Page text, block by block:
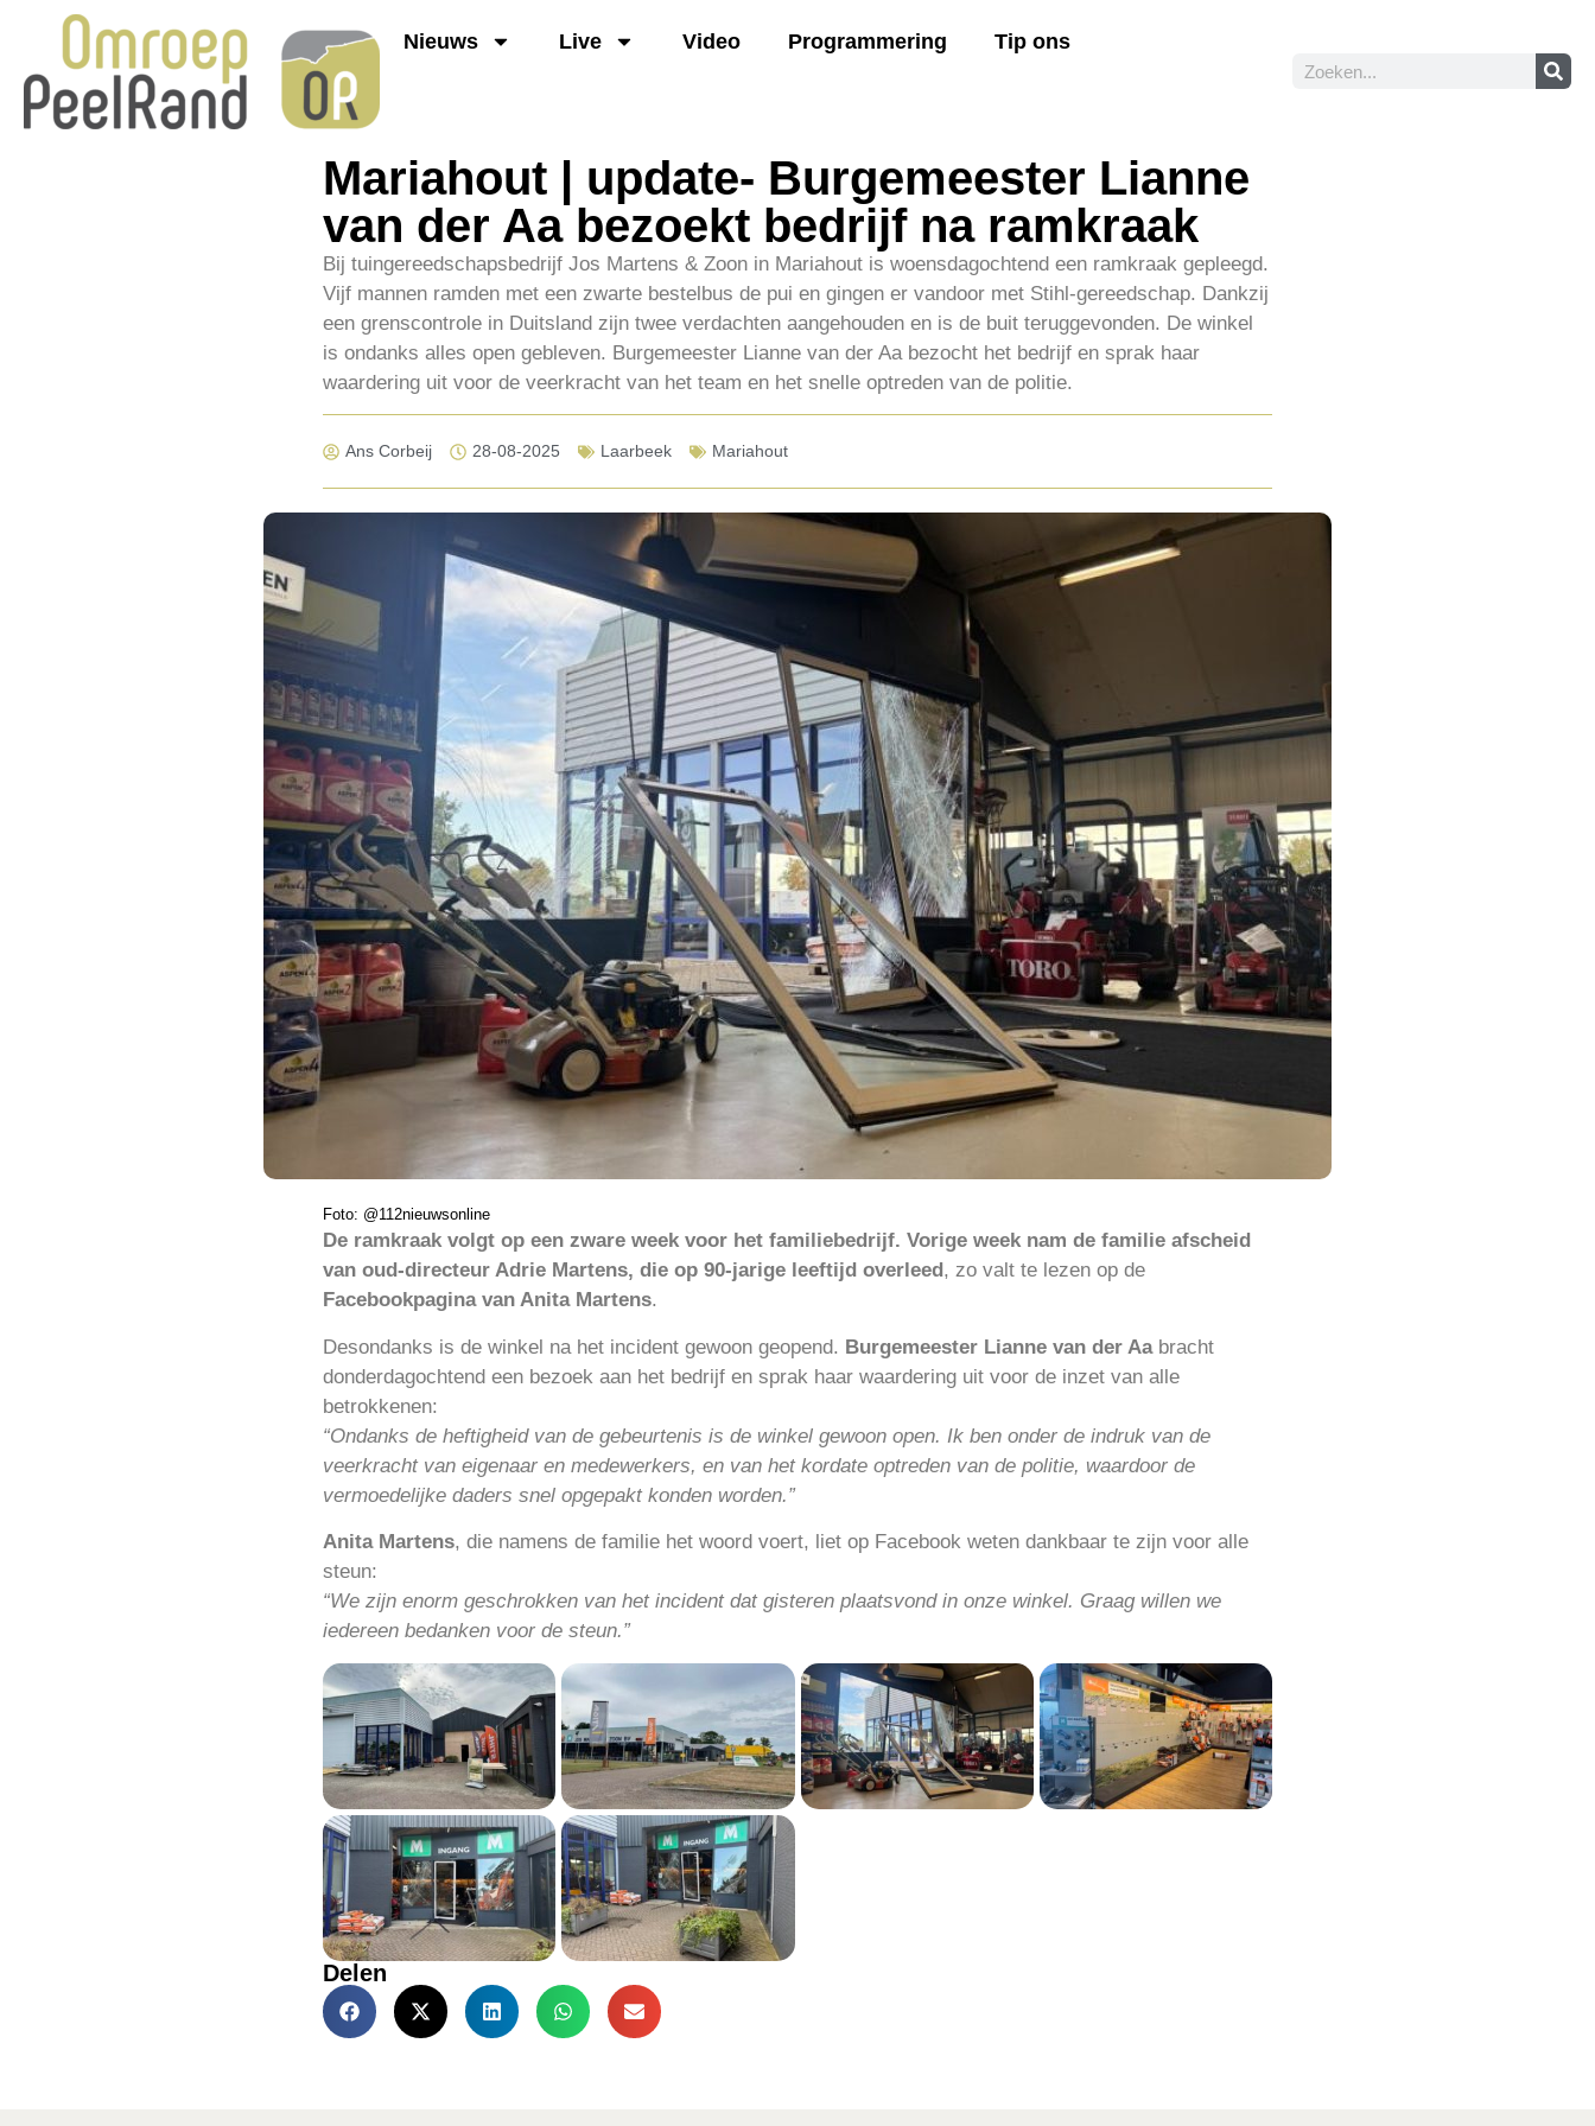
Nieuws Live Video Programmering Tip ons
Mariahout | update- Burgemeester Lianne
van der Aa bezoekt bedrijf na ramkraak
Bij tuingereedschapsbedrijf Jos Martens & Zoon in Mariahout is woensdagochtend een ramkraak gepleegd.
Vijf mannen ramden met een zwarte bestelbus de pui en gingen er vandoor met Stihl-gereedschap. Dankzij
een grenscontrole in Duitsland zijn twee verdachten aangehouden en is de buit teruggevonden. De winkel
is ondanks alles open gebleven. Burgemeester Lianne van der Aa bezocht het bedrijf en sprak haar
waardering uit voor de veerkracht van het team en het snelle optreden van de politie.
Ans Corbeij 28-08-2025 Laarbeek Mariahout
Foto: @112nieuwsonline
De ramkraak volgt op een zware week voor het familiebedrijf. Vorige week nam de familie afscheid
van oud-directeur Adrie Martens, die op 90-jarige leeftijd overleed , zo valt te lezen op de
Facebookpagina van Anita Martens.
Desondanks is de winkel na het incident gewoon geopend. Burgemeester Lianne van der Aabracht
donderdagochtend een bezoek aan het bedrijf en sprak haar waardering uit voor de inzet van alle
betrokkenen:
“Ondanks de heftigheid van de gebeurtenis is de winkel gewoon open. Ik ben onder de indruk van de
veerkracht van eigenaar en medewerkers, en van het kordate optreden van de politie, waardoor de
vermoedelijke daders snel opgepakt konden worden.”
Anita Martens, die namens de familie het woord voert, liet op Facebook weten dankbaar te zijn voor alle
steun:
“We zijn enorm geschrokken van het incident dat gisteren plaatsvond in onze winkel. Graag willen we
iedereen bedanken voor de steun.”
Delen